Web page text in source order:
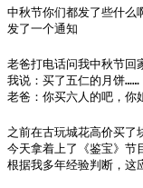
中秋节你们都发了些什么
发了一个通知
老爸打电话问我中秋节回
我说：买了五仁的月饼……
老爸：你买六人的吧，你
之前在古玩城花高价买了
今天拿着上了《鉴宝》节
根据我多年经验判断，这